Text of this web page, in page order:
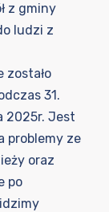
z gminy
ludzi z
zostało
31.
2025r. Jest
problemy ze
oraz
po